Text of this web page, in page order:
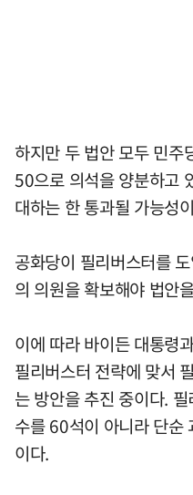
하지만 두 법안 모두 민
50으로 의석을 양분하고
대하는 한 통과될 가능성
공화당이 필리버스터를
의 의원을 확보해야 법안
이에 따라 바이든 대통령
필리버스터 전략에 맞서
는 방안을 추진 중이다.
수를 60석이 아니라 단순
이다.